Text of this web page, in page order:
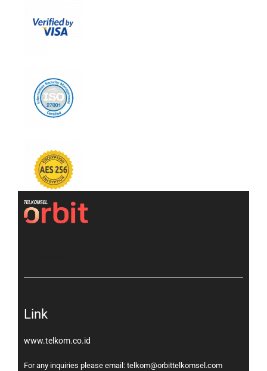
Link
www.telkom.co.id
For any inquiries please email: telkom@orbittelkomsel.com